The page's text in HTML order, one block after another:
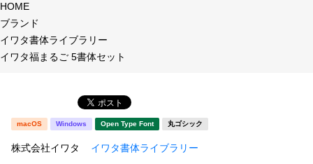
年間ライセンス商品
新着一覧
フォント形式
タイプフェイス
明朝体
角ゴシック
HOME
ブランド
イワタ書体ライブラリー
イワタ福まるご 5書体セット
macOS Windows Open Type Font 丸ゴシック
株式会社イワタ イワタ書体ライブラリー